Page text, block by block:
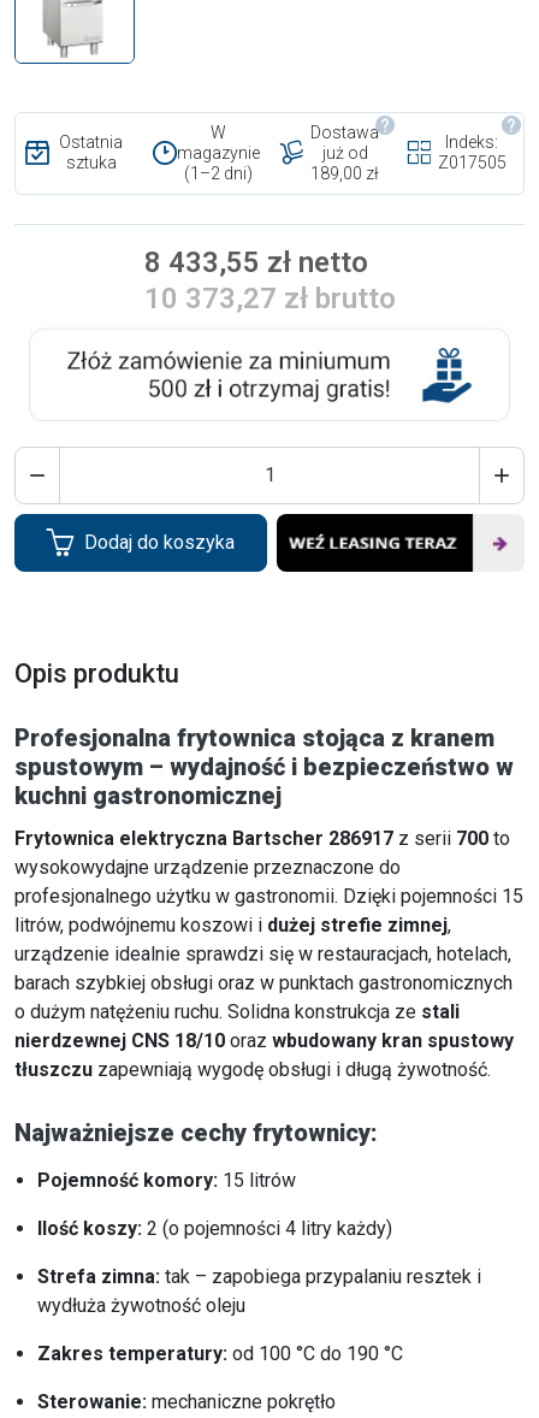
Ostatnia
sztuka
W
magazynie
(1–2 dni)
Dostawa
już od
189,00 zł
Indeks:
Z017505
8 433,55 zł netto
10 373,27 zł brutto
 
Dodaj do koszyka
Opis produktu
Profesjonalna frytownica stojąca z kranem
spustowym – wydajność i bezpieczeństwo w
kuchni gastronomicznej
Frytownica elektryczna Bartscher 286917 z serii 700 to
wysokowydajne urządzenie przeznaczone do
profesjonalnego użytku w gastronomii. Dzięki pojemności 15
litrów, podwójnemu koszowi i dużej strefie zimnej,
urządzenie idealnie sprawdzi się w restauracjach, hotelach,
barach szybkiej obsługi oraz w punktach gastronomicznych
o dużym natężeniu ruchu. Solidna konstrukcja ze stali
nierdzewnej CNS 18/10 oraz wbudowany kran spustowy
tłuszczu zapewniają wygodę obsługi i długą żywotność.
Najważniejsze cechy frytownicy:
Pojemność komory: 15 litrów
Ilość koszy: 2 (o pojemności 4 litry każdy)
Strefa zimna: tak – zapobiega przypalaniu resztek i
wydłuża żywotność oleju
Zakres temperatury: od 100 °C do 190 °C
Sterowanie: mechaniczne pokrętło